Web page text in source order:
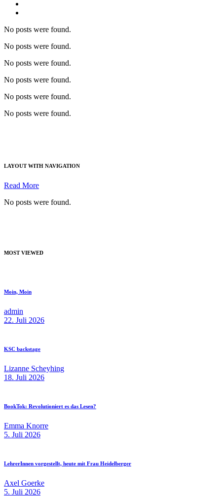
No posts were found.
No posts were found.
No posts were found.
No posts were found.
No posts were found.
No posts were found.
LAYOUT WITH NAVIGATION
Read More
No posts were found.
MOST VIEWED
Moin, Moin
admin
22. Juli 2026
KSC backstage
Lizanne Scheyhing
18. Juli 2026
BookTok: Revolutioniert es das Lesen?
Emma Knorre
5. Juli 2026
LehrerInnen vorgestellt, heute mit Frau Heidelberger
Axel Goerke
5. Juli 2026